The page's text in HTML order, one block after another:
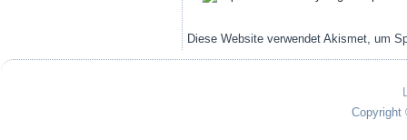
Diese Website verwendet Akismet, um
Copyright